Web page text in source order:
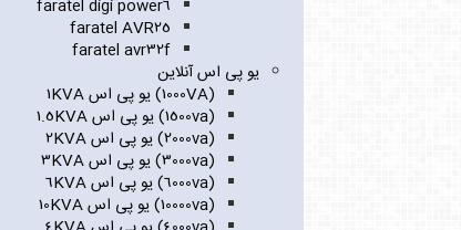
faratel digi power6
faratel AVR25
faratel avr32f
یو پی اس آنلاین
(1000VA) یو پی اس 1KVA
(1500va) یو پی اس 1.5KVA
(2000va) یو پی اس 2KVA
(3000va) یو پی اس 3KVA
(6000va) یو پی اس 6KVA
(10000va) یو پی اس 10KVA